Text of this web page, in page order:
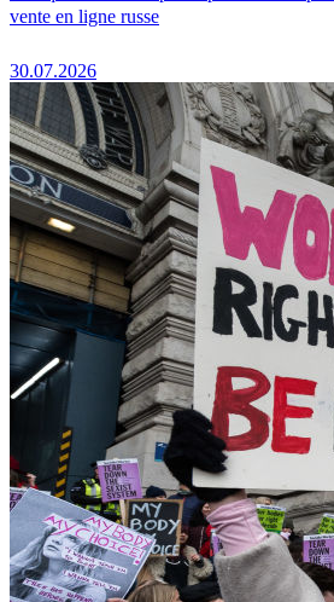
vente en ligne russe
30.07.2026